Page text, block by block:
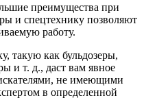
преимущества при
и спецтехнику позволяют
работу.
такую ​​как бульдозеры,
и т. д., даст вам явное
не имеющими
в определенной